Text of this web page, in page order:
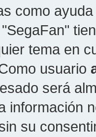
como
tema en
usuario
será
información
su